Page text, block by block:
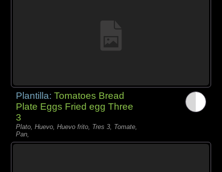
Plantilla:Tomatoes Bread
Plate Eggs Fried egg Three
3
Plato, Huevo, Huevo frito, Tres 3, Tomate,
Pan,